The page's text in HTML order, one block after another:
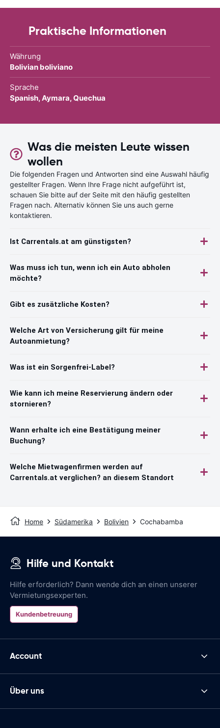
Praktische Informationen
Währung
Bolivian boliviano
Sprache
Spanish, Aymara, Quechua
Was die meisten Leute wissen
wollen
Die folgenden Fragen und Antworten sind eine Auswahl häufig
gestellter Fragen. Wenn Ihre Frage nicht aufgeführt ist,
schauen Sie bitte auf der Seite mit den häufig gestellten
Fragen nach. Alternativ können Sie uns auch gerne
kontaktieren.
Ist Carrentals.at am günstigsten?
Was muss ich tun, wenn ich ein Auto abholen
möchte?
Gibt es zusätzliche Kosten?
Welche Art von Versicherung gilt für meine
Autoanmietung?
Was ist ein Sorgenfrei-Label?
Wie kann ich meine Reservierung ändern oder
stornieren?
Wann erhalte ich eine Bestätigung meiner
Buchung?
Welche Mietwagenfirmen werden auf
Carrentals.at verglichen? an diesem Standort
Home Südamerika Bolivien Cochabamba
Hilfe und Kontakt
Hilfe erforderlich? Dann wende dich an einen unserer
Vermietungsexperten.
Kundenbetreuung
Account
Über uns